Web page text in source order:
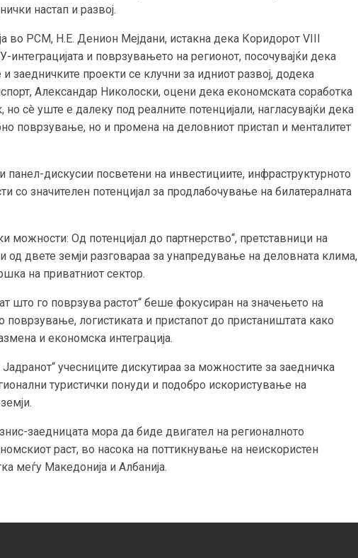
настап и развој.
во РСМ, Н.Е. Денион Мејдани, истакна дека Коридорот VIII
интеграцијата и поврзувањето на регионот, посочувајќи дека
заедничките проекти се клучни за идниот развој, додека
Александар Николоски, оцени дека економската соработка
сè уште е далеку под реалните потенцијали, нагласувајќи дека
поврзување, но и промена на деловниот пристап и менталитет
дискусии посветени на инвестициите, инфраструктурното
со значителен потенцијал за продлабочување на билатералната
можности: Од потенцијал до партнерство“, претставници на
од двете земји разговараа за унапредување на деловната клима,
на приватниот сектор.
што го поврзува растот“ беше фокусиран на значењето на
поврзување, логистиката и пристапот до пристаништата како
и економска интеграција.
учесниците дискутираа за можностите за заедничка
туристички понуди и подобро искористување на
заедницата мора да биде двигател на регионалното
раст, во насока на поттикнување на неискористен
меѓу Македонија и Албанија.